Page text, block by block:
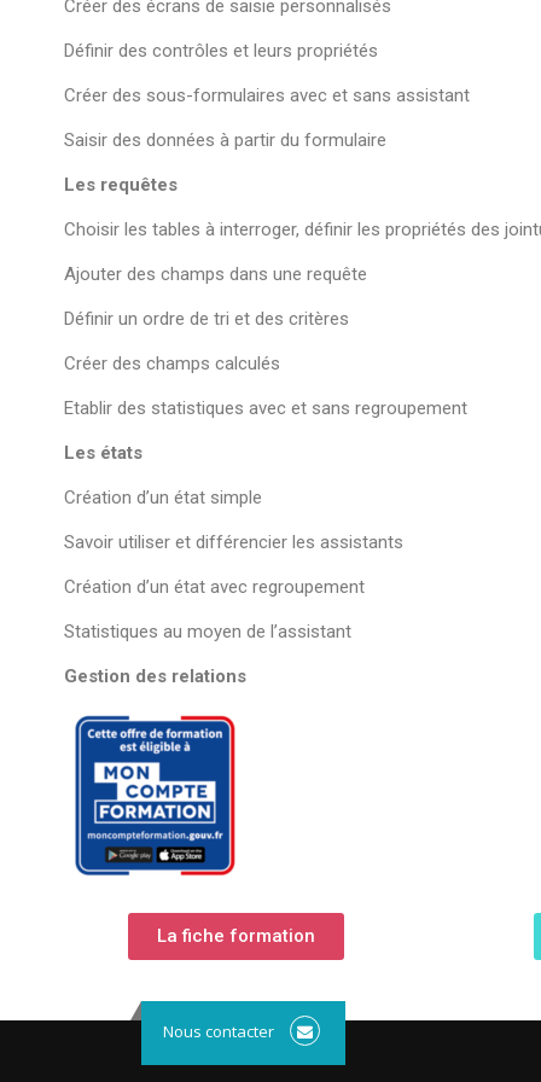
Créer des écrans de saisie personnalisés
Définir des contrôles et leurs propriétés
Créer des sous-formulaires avec et sans assistant
Saisir des données à partir du formulaire
Les requêtes
Choisir les tables à interroger, définir les propriétés des
Ajouter des champs dans une requête
Définir un ordre de tri et des critères
Créer des champs calculés
Etablir des statistiques avec et sans regroupement
Les états
Création d’un état simple
Savoir utiliser et différencier les assistants
Création d’un état avec regroupement
Statistiques au moyen de l’assistant
Gestion des relations
La fiche formation
Nous contacter